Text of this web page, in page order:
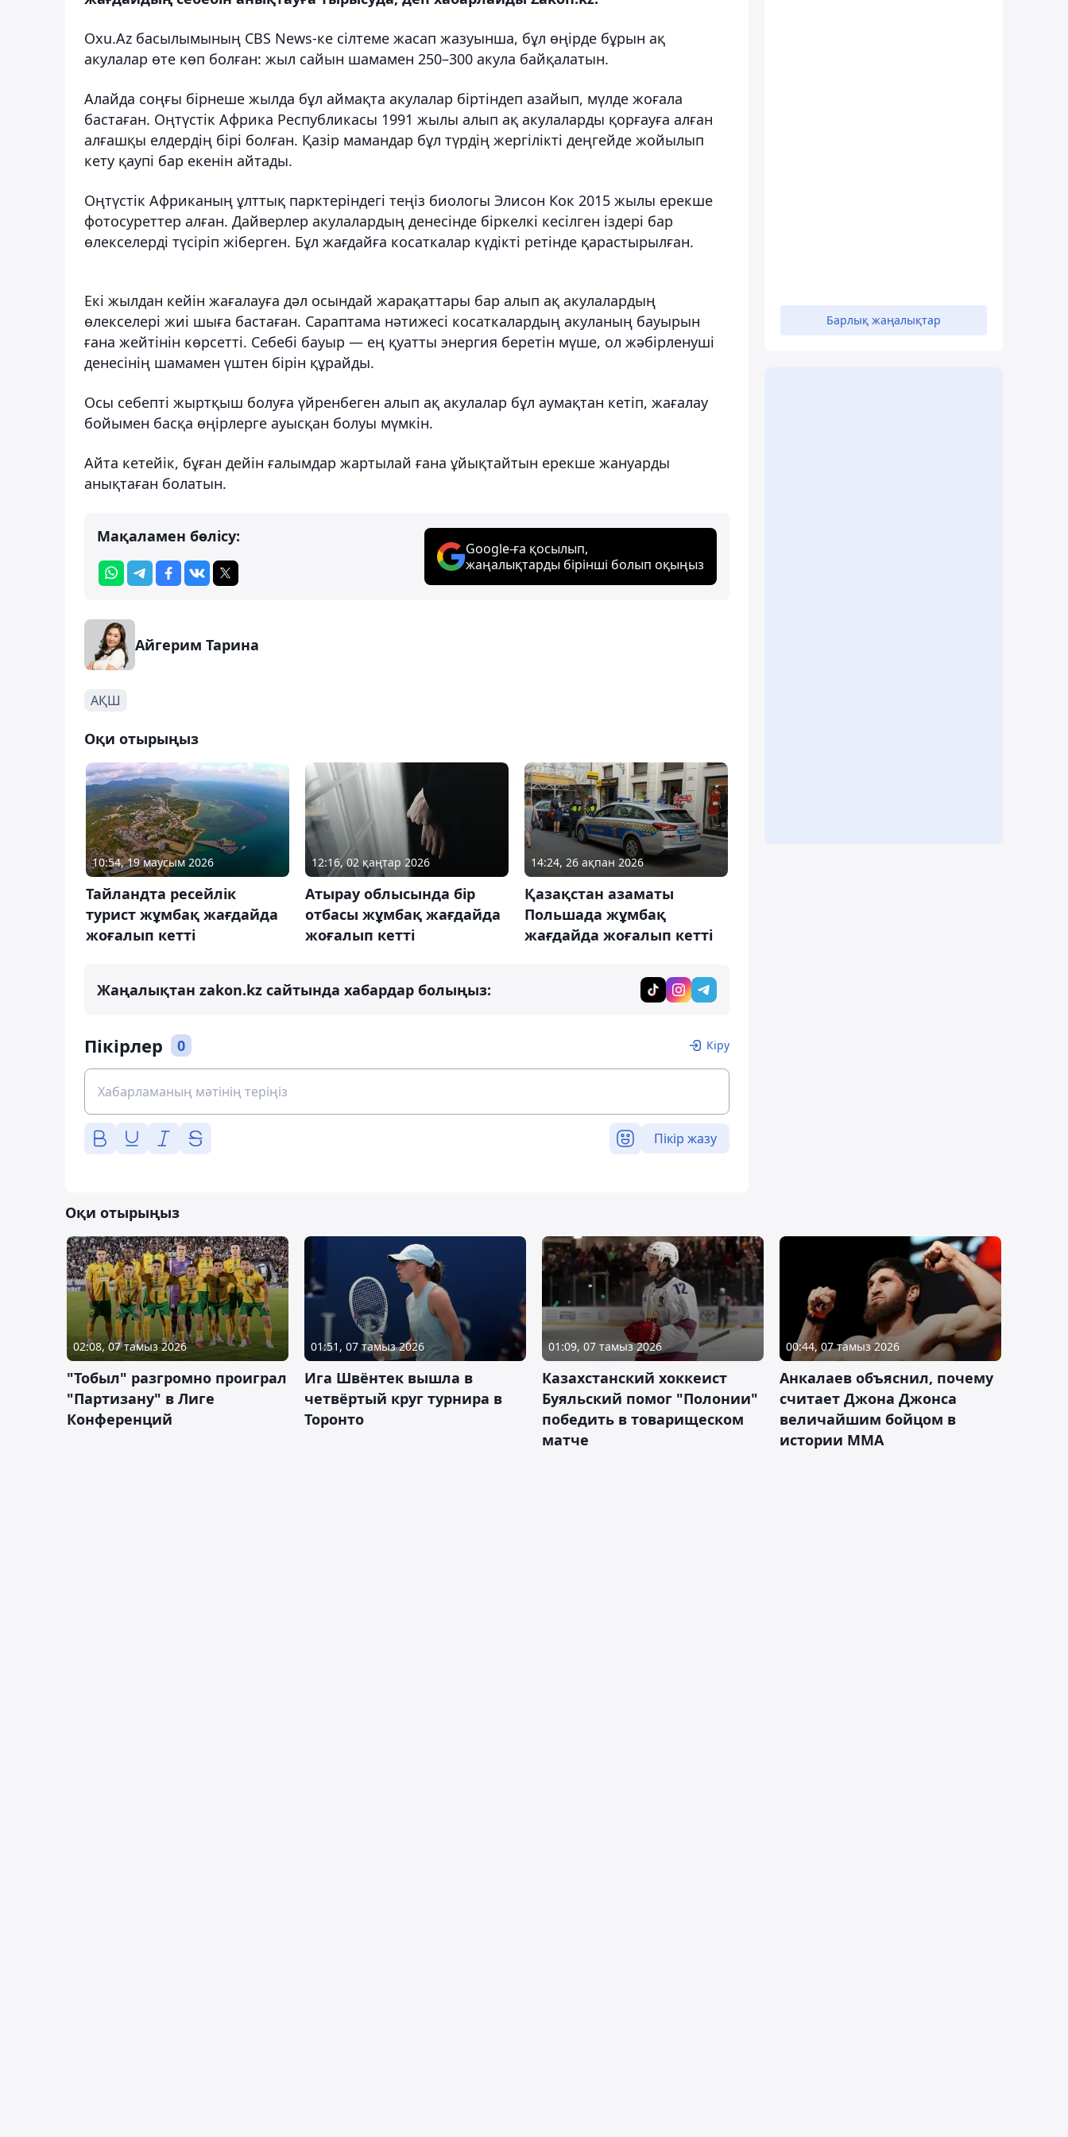
Oxu.Az басылымының CBS News-ке сілтеме жасап жазуынша, бұл өңірде бұрын ақ
акулалар өте көп болған: жыл сайын шамамен 250–300 акула байқалатын.
Алайда соңғы бірнеше жылда бұл аймақта акулалар біртіндеп азайып, мүлде жоғала
бастаған. Оңтүстік Африка Республикасы 1991 жылы алып ақ акулаларды қорғауға алған
алғашқы елдердің бірі болған. Қазір мамандар бұл түрдің жергілікті деңгейде жойылып
кету қаупі бар екенін айтады.
Оңтүстік Африканың ұлттық парктеріндегі теңіз биологы Элисон Кок 2015 жылы ерекше
фотосуреттер алған. Дайверлер акулалардың денесінде біркелкі кесілген іздері бар
өлекселерді түсіріп жіберген. Бұл жағдайға косаткалар күдікті ретінде қарастырылған.
Екі жылдан кейін жағалауға дәл осындай жарақаттары бар алып ақ акулалардың
өлекселері жиі шыға бастаған. Сараптама нәтижесі косаткалардың акуланың бауырын
ғана жейтінін көрсетті. Себебі бауыр — ең қуатты энергия беретін мүше, ол жәбірленуші
денесінің шамамен үштен бірін құрайды.
Осы себепті жыртқыш болуға үйренбеген алып ақ акулалар бұл аумақтан кетіп, жағалау
бойымен басқа өңірлерге ауысқан болуы мүмкін.
Айта кетейік, бұған дейін ғалымдар жартылай ғана ұйықтайтын ерекше жануарды
анықтаған болатын.
Мақаламен бөлісу:
Google-ға қосылып,
жаңалықтарды бірінші болып оқыңыз
Айгерим Тарина
АҚШ
Оқи отырыңыз
10:54, 19 маусым 2026
Тайландта ресейлік
турист жұмбақ жағдайда
жоғалып кетті
12:16, 02 қаңтар 2026
Атырау облысында бір
отбасы жұмбақ жағдайда
жоғалып кетті
14:24, 26 ақпан 2026
Қазақстан азаматы
Польшада жұмбақ
жағдайда жоғалып кетті
Жаңалықтан zakon.kz сайтында хабардар болыңыз:
Пікірлер 0 Кіру
Пікір жазу
Барлық жаңалықтар
Оқи отырыңыз
02:08, 07 тамыз 2026
"Тобыл" разгромно проиграл
"Партизану" в Лиге
Конференций
01:51, 07 тамыз 2026
Ига Швёнтек вышла в
четвёртый круг турнира в
Торонто
01:09, 07 тамыз 2026
Казахстанский хоккеист
Буяльский помог "Полонии"
победить в товарищеском
матче
00:44, 07 тамыз 2026
Анкалаев объяснил, почему
считает Джона Джонса
величайшим бойцом в
истории ММА